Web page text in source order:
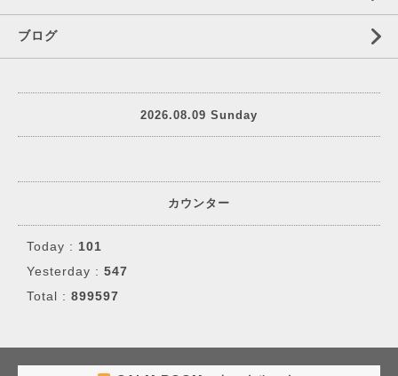
ブログ
2026.08.09 Sunday
カウンター
Today : 101
Yesterday : 547
Total : 899597